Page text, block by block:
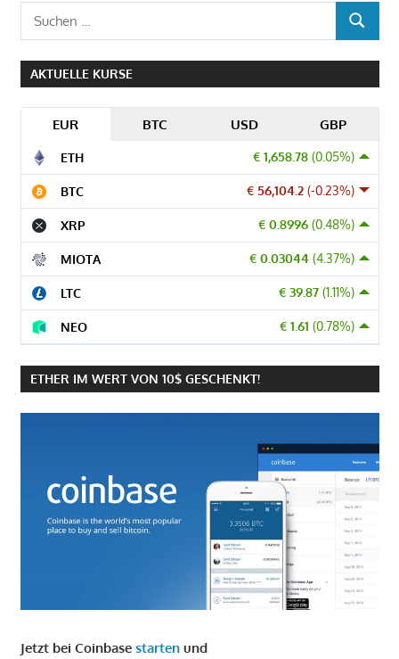
SUCHEN
AKTUELLE KURSE
EUR BTC USD GBP
€ 1,658.78 (0.05%)
ETH
€ 56,104.2 (-0.23%)
BTC
€ 0.8996 (0.48%)
XRP
€ 0.03044 (4.37%)
MIOTA
€ 39.87 (1.11%)
LTC
€ 1.61 (0.78%)
NEO
ETHER IM WERT VON 10$ GESCHENKT!
Jetzt bei Coinbase startenund